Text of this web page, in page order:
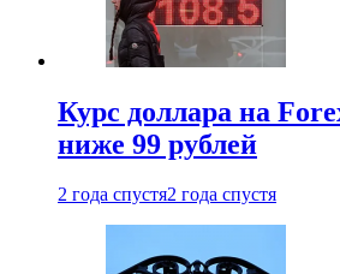
Курс доллара на
ниже 99 рублей
2 года спустя2 года спустя